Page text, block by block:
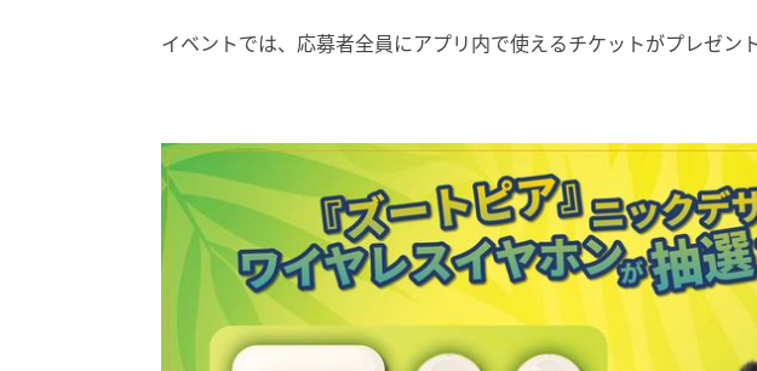
イベントでは、応募者全員にアプリ内で使えるチケットがプレゼント